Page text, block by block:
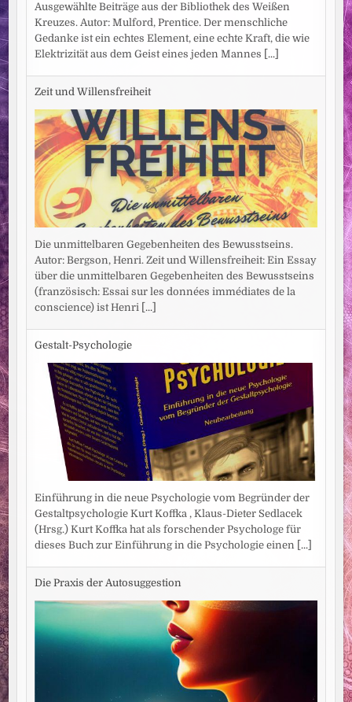
Ausgewählte Beiträge aus der Bibliothek des Weißen
Kreuzes. Autor: Mulford, Prentice. Der menschliche
Gedanke ist ein echtes Element, eine echte Kraft, die wie
Elektrizität aus dem Geist eines jeden Mannes [...]
Zeit und Willensfreiheit
Die unmittelbaren Gegebenheiten des Bewusstseins.
Autor: Bergson, Henri. Zeit und Willensfreiheit: Ein Essay
über die unmittelbaren Gegebenheiten des Bewusstseins
(französisch: Essai sur les données immédiates de la
conscience) ist Henri [...]
Gestalt-Psychologie
Einführung in die neue Psychologie vom Begründer der
Gestaltpsychologie Kurt Koffka , Klaus-Dieter Sedlacek
(Hrsg.) Kurt Koffka hat als forschender Psychologe für
dieses Buch zur Einführung in die Psychologie einen [...]
Die Praxis der Autosuggestion